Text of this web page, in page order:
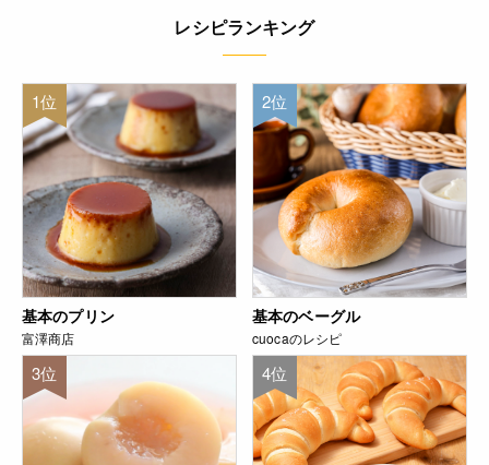
レシピランキング
1位
基本のプリン
富澤商店
2位
基本のベーグル
cuocaのレシピ
3位 4位